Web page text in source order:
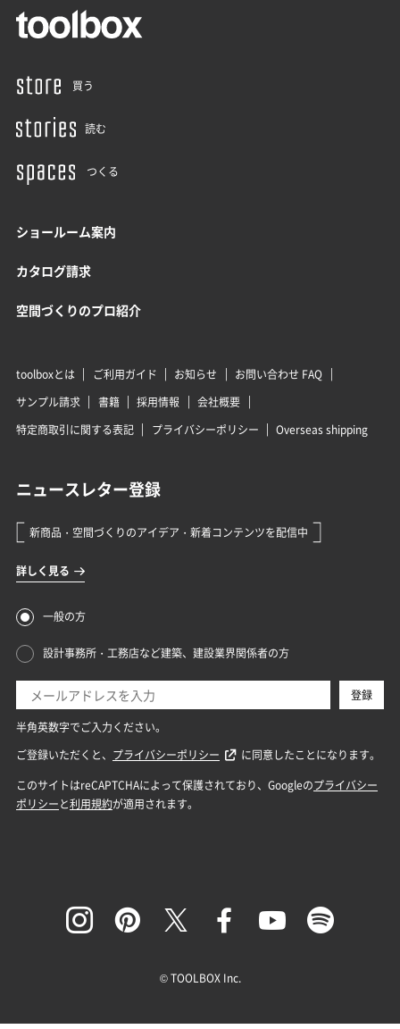
買う
読む
つくる
ショールーム案内
カタログ請求
空間づくりのプロ紹介
toolboxとは ご利用ガイド お知らせ
お問い合わせ FAQ
サンプル請求
書籍 採用情報
会社概要
特定商取引に関する表記
プライバシーポリシー Overseas shipping
© TOOLBOX Inc.